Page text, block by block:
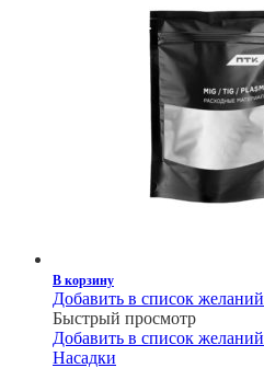
В корзину
Добавить в список желаний
Быстрый просмотр
Добавить в список желаний
Насадки